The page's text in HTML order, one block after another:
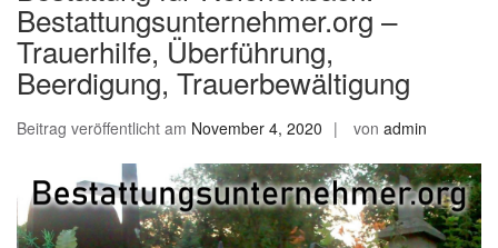
Bestattungsunternehmer.org –
Trauerhilfe, Überführung,
Beerdigung, Trauerbewältigung
Beitrag veröffentlicht am November 4, 2020 von admin